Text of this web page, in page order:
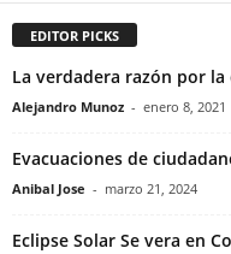
EDITOR PICKS
La verdadera razón por la
Alejandro Munoz - enero 8, 2021
Evacuaciones de
Anibal Jose - marzo 21, 2024
Eclipse Solar Se vera en